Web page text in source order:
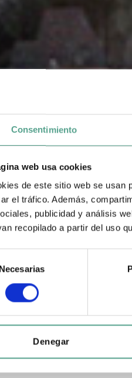
Consentimiento
web usa cookies
de este sitio web se usan
el tráfico. Además,
publicidad y análisis
recopilado a partir del uso
Necesarias
Denegar
HAS